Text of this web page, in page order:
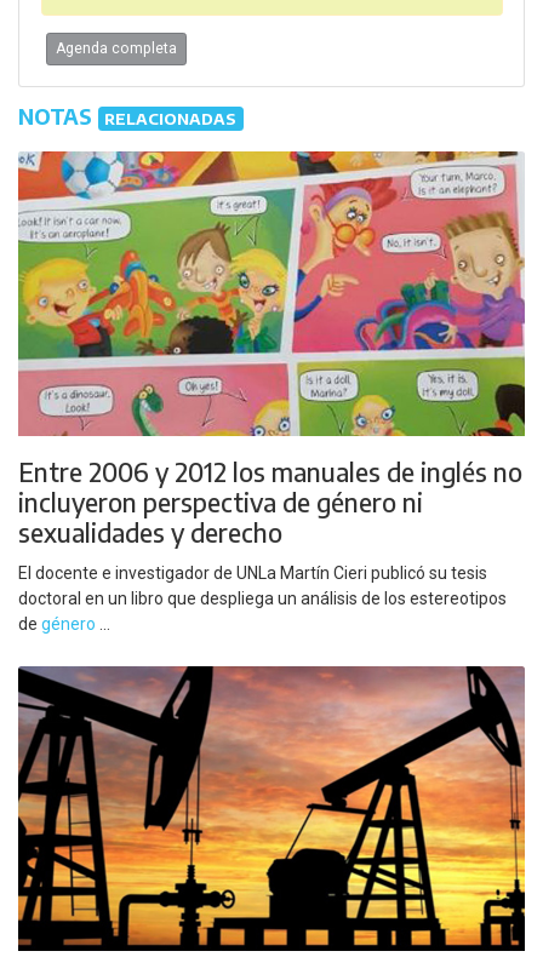
Agenda completa
NOTAS RELACIONADAS
Entre 2006 y 2012 los manuales de inglés no
incluyeron perspectiva de género ni
sexualidades y derecho
El docente e investigador de UNLa Martín Cieri publicó su tesis
doctoral en un libro que despliega un análisis de los estereotipos
de género